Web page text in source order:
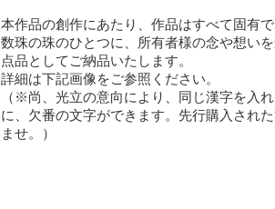
本作品の創作にあたり、作品はすべて固有
数珠の珠のひとつに、所有者様の念や想い
点品としてご納品いたします。
詳細は下記画像をご参照ください。
（※尚、光立の意向により、同じ漢字を入
に、欠番の文字ができます。先行購入され
ませ。）